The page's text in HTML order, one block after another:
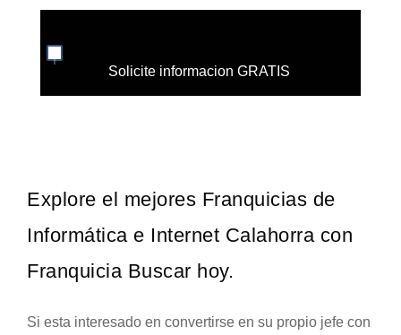
Solicite informacion GRATIS
Explore el mejores Franquicias de
Informática e Internet Calahorra con
Franquicia Buscar hoy.
Si esta interesado en convertirse en su propio jefe con